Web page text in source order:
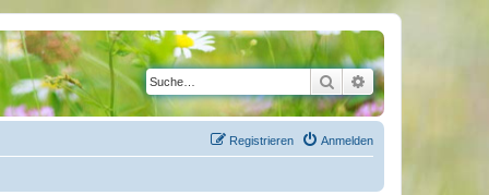
SucheErweiterte Suche
Anmelden
Registrieren